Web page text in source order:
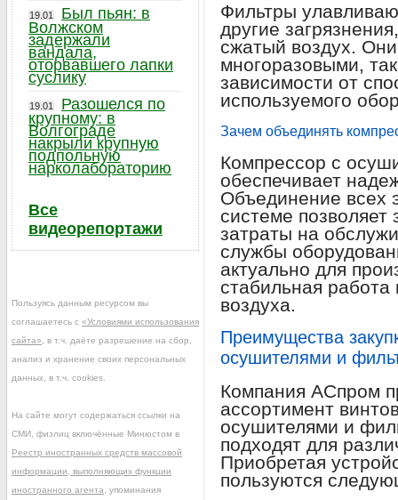
Фильтры
другие
сжатый воздух.
многоразовыми,
зависимости от
используемого
Зачем объединять
Компрессор с
обеспечивает
Объединение всех
системе позволяет
затраты на
службы
актуально для
стабильная работа
воздуха.
Преимущества
осушителями и
Компания АСпром
ассортимент
осушителями и
подходят для
Приобретая
пользуются
19.01
Был пьян: в
Волжском
задержали
вандала,
оторвавшего лапки
суслику
19.01
Разошелся по
крупному: в
Волгограде
накрыли крупную
подпольную
нарколабораторию
Все
видеорепортажи
Пользуясь данным ресурсом вы
соглашаетесь с «Условиями использования
сайта» , в т.ч. даёте разрешение на сбор,
анализ и хранение своих персональных
данных, в т.ч. cookies.
На сайте могут содержаться ссылки на
СМИ, физлиц включённые Минюстом в
Реестр иностранных средств массовой
информации, выполняющих функции
иностранного агента , упоминания